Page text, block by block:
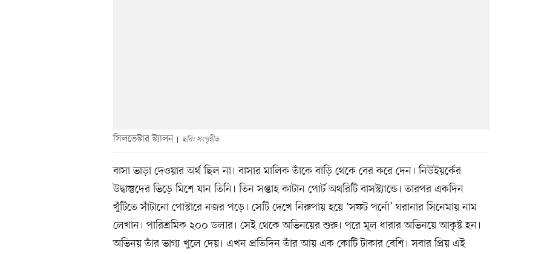
সিলভেস্টার স্ট্যালন ছবি: সংগৃহীত
বাসা ভাড়া দেওয়ার অর্থ ছিল না। বাসার মালিক তাঁকে বাড়ি থেকে বের করে দেন। নিউইয়র্কের
উদ্বাস্তুদের ভিড়ে মিশে যান তিনি। তিন সপ্তাহ কাটান পোর্ট অথরিটি বাসস্ট্যান্ডে। তারপর একদিন
খুঁটিতে সাঁটানো পোস্টারে নজর পড়ে। সেটি দেখে নিরুপায় হয়ে ‘সফট পর্নো’ ঘরানার সিনেমায় নাম
লেখান। পারিশ্রমিক ২০০ ডলার। সেই থেকে অভিনয়ের শুরু। পরে মূল ধারার অভিনয়ে আকৃষ্ট হন।
অভিনয় তাঁর ভাগ্য খুলে দেয়। এখন প্রতিদিন তাঁর আয় এক কোটি টাকার বেশি। সবার প্রিয় এই